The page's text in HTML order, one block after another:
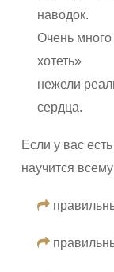
наводок.
Очень
хотеть»
нежели
сердца.
Если у вас
научится